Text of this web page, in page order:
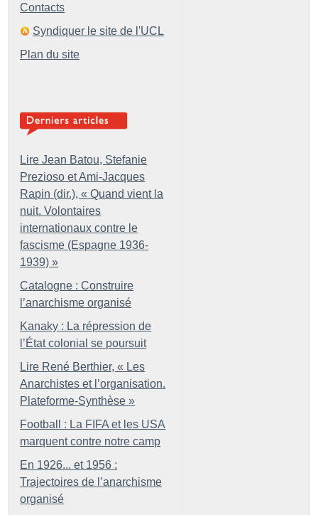
Contacts
Syndiquer le site de l'UCL
Plan du site
Lire Jean Batou, Stefanie
Prezioso et Ami-Jacques
Rapin (dir.), « Quand vient la
nuit. Volontaires
internationaux contre le
fascisme (Espagne 1936-
1939) »
Catalogne : Construire
l’anarchisme organisé
Kanaky : La répression de
l’État colonial se poursuit
Lire René Berthier, « Les
Anarchistes et l’organisation.
Plateforme-Synthèse »
Football : La FIFA et les USA
marquent contre notre camp
En 1926... et 1956 :
Trajectoires de l’anarchisme
organisé